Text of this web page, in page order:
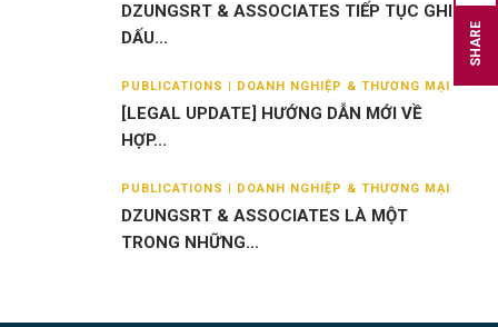
SHARE
DZUNGSRT & ASSOCIATES TIẾP TỤC GHI
DẤU...
PUBLICATIONS | DOANH NGHIỆP & THƯƠNG MẠI
[LEGAL UPDATE] HƯỚNG DẪN MỚI VỀ
HỢP...
PUBLICATIONS | DOANH NGHIỆP & THƯƠNG MẠI
DZUNGSRT & ASSOCIATES LÀ MỘT
TRONG NHỮNG...